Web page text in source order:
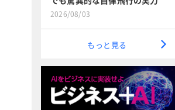
2026/08/03
もっと見る